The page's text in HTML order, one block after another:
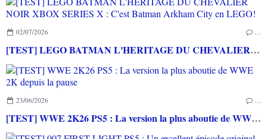
02/07/2026 …
[TEST] LEGO BATMAN L'HERITAGE DU CHEVALIER NOIR XBOX SERIES X : C'est Batman Arkham City en LEGO!
23/06/2026 …
[TEST] WWE 2K26 PS5 : La version la plus aboutie de WWE 2K depuis la pause